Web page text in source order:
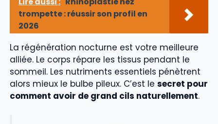
trompette : réussir son profil en
2026
La régénération nocturne est votre meilleure
alliée. Le corps répare les tissus pendant le
sommeil. Les nutriments essentiels pénètrent
alors mieux le bulbe pileux. C’est le secret pour
comment avoir de grand cils naturellement.